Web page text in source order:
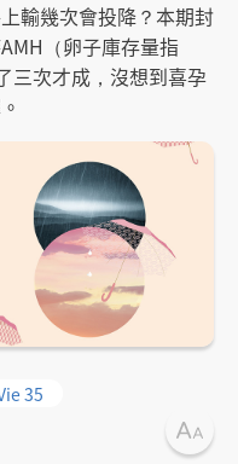
輸幾次會投降？本期封
（卵子庫存量指
三次才成，沒想到喜孕
35